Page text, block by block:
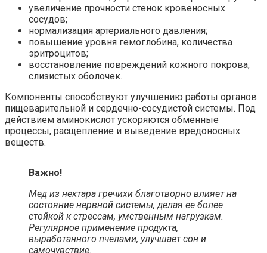
увеличение прочности стенок кровеносных
сосудов;
нормализация артериального давления;
повышение уровня гемоглобина, количества
эритроцитов;
восстановление повреждений кожного покрова,
слизистых оболочек.
Компоненты способствуют улучшению работы органов
пищеварительной и сердечно-сосудистой системы. Под
действием аминокислот ускоряются обменные
процессы, расщепление и выведение вредоносных
веществ.
Важно!
Мед из нектара гречихи благотворно влияет на
состояние нервной системы, делая ее более
стойкой к стрессам, умственным нагрузкам.
Регулярное применение продукта,
выработанного пчелами, улучшает сон и
самочувствие.